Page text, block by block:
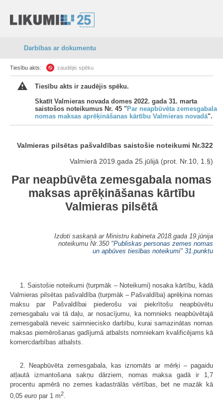
Darbības ar dokumentu
Tiesību akts: zaudējis spēku
Tiesību akts ir zaudējis spēku.
Skatīt Valmieras novada domes 2022. gada 31. marta
saistošos noteikumus Nr. 45 "Par neapbūvēta zemesgabala
nomas maksas aprēķināšanas kārtību Valmieras novadā".
Valmieras pilsētas pašvaldības saistošie noteikumi Nr.322
Valmierā 2019.gada 25.jūlijā (prot. Nr.10, 1.§)
Par neapbūvēta zemesgabala nomas
maksas aprēķināšanas kārtību
Valmieras pilsētā
Izdoti saskaņā ar Ministru kabineta 2018.gada 19.jūnija
noteikumu Nr.350 "Publiskas personas zemes nomas
un apbūves tiesības noteikumi" 31.punktu
1. Saistošie noteikumi (turpmāk – Noteikumi) nosaka kārtību, kādā
Valmieras pilsētas pašvaldība (turpmāk – Pašvaldība) aprēķina nomas
maksu par Pašvaldībai piederošu vai piekrītošu neapbūvētu
zemesgabalu vai tā daļu, ar nosacījumu, ka nomnieks neapbūvētajā
zemesgabalā neveic saimniecisko darbību, kurai samazinātas nomas
maksas piemērošanas gadījumā atbalsts nomniekam kvalificējams kā
komercdarbības atbalsts.
2. Neapbūvēta zemesgabala, kas iznomāts ar mērķi – pagaidu
atļautā izmantošana sakņu dārziem, nomas maksa gadā ir 1,7
procentu apmērā no zemes kadastrālās vērtības, bet ne mazāk kā
0,05 euro par 1 m2